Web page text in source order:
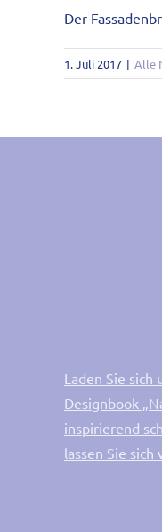
Der
1. Juli 2017 | Alle
Laden Sie sich
Designbook
inspirierend
lassen Sie sich